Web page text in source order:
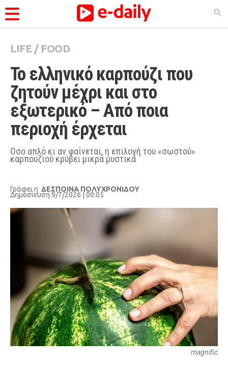
ΚΑΤΗΓΟΡΊΕΣ
Ειδήσεις
Θέματα
Videos
Podcasts
Viral
Life
City Guide
Pop Culture
Πάσχα Eurovision
Retro Summer
OMG LOL
LIFE / FOOD
Το ελληνικό καρπούζι που
ζητούν μέχρι και στο
εξωτερικό – Από ποια
περιοχή έρχεται
Οσο απλό κι αν φαίνεται, η επιλογή του «σωστού»
καρπουζιού κρύβει μικρά μυστικά
Γράφει η ΔΕΣΠΟΙΝΑ ΠΟΛΥΧΡΟΝΙΔΟΥ
Δημοσίευση 9/7/2026 | 00:05
magnific